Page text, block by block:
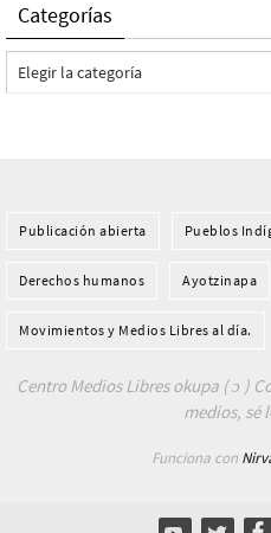
Categorías
Categorías
Publicación abierta Pueblos
Derechos humanos Ayotzinapa
Movimientos y Medios Libres al día.
Centro Medios Libres okupa ( ɔ )
medios, sé
Funciona con